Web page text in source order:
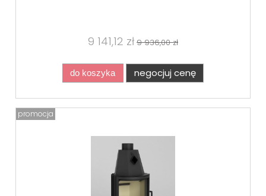
9 141,12 zł 9 936,00 zł
do koszyka negocjuj cenę
promocja